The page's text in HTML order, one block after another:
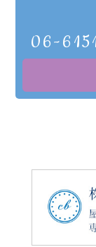
06-